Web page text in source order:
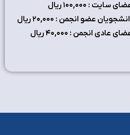
سایت : ۱٠٠,٠٠٠ ریال
عضو انجمن : ۲٠,٠٠٠ ریال
عادی انجمن : ۴٠,٠٠٠ ریال